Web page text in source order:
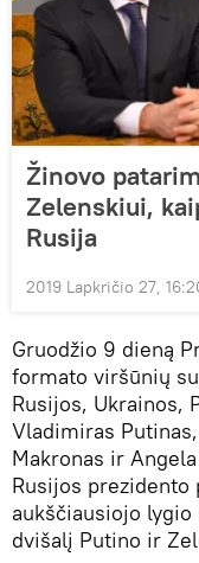
Žinovo
Zelenskiui,
Rusija
2019 Lapkričio 27,
Gruodžio 9 dieną
formato viršūnių
Rusijos, Ukrainos,
Vladimiras
Makronas ir
Rusijos prezidento
aukščiausiojo
dvišalį Putino ir